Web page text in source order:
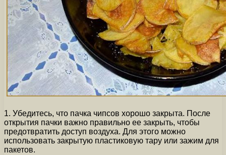
1. Убедитесь, что пачка чипсов хорошо закрыта. После
открытия пачки важно правильно ее закрыть, чтобы
предотвратить доступ воздуха. Для этого можно
использовать закрытую пластиковую тару или зажим для
пакетов.